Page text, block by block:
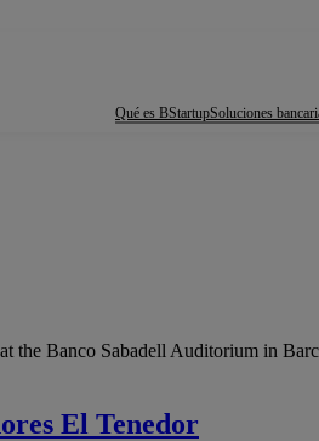
Qué es BStartupSoluciones
the Banco Sabadell Auditorium in
El Tenedor